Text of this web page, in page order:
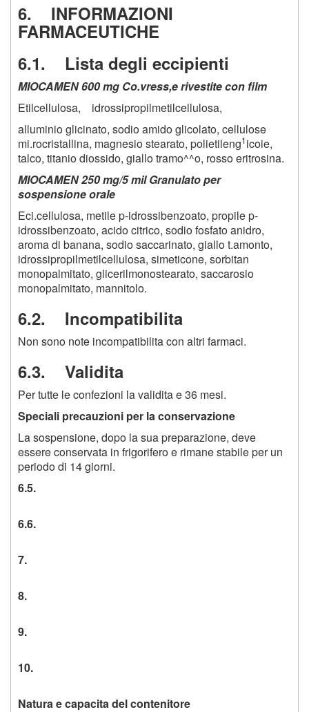
6. INFORMAZIONI
FARMACEUTICHE
6.1. Lista degli eccipienti
MIOCAMEN 600 mg Co.vress,e rivestite con film
Etilcellulosa, idrossipropilmetilcellulosa,
alluminio glicinato, sodio amido glicolato, cellulose
mi.rocristallina, magnesio stearato, polietileng1icoie,
talco, titanio diossido, giallo tramo^^o, rosso eritrosina.
MIOCAMEN250mg/5 milGranulato per
sospensione orale
Eci.cellulosa, metile p-idrossibenzoato, propile p-
idrossibenzoato, acido citrico, sodio fosfato anidro,
aroma di banana, sodio saccarinato, giallo t.amonto,
idrossipropilmetilcellulosa, simeticone, sorbitan
monopalmitato, glicerilmonostearato, saccarosio
monopalmitato, mannitolo.
6.2. Incompatibilita
Non sono note incompatibilita con altri farmaci.
6.3. Validita
Per tutte le confezioni la validita e 36 mesi.
Speciali precauzioni per la conservazione
La sospensione, dopo la sua preparazione, deve
essere conservata in frigorifero e rimane stabile per un
periodo di 14 giorni.
6.5.
6.6.
7.
8.
9.
10.
Natura e capacita del contenitore